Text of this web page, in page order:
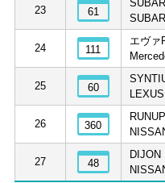
23 61
24 111
エヴァ
25 60
26 360
27 48
DIJON